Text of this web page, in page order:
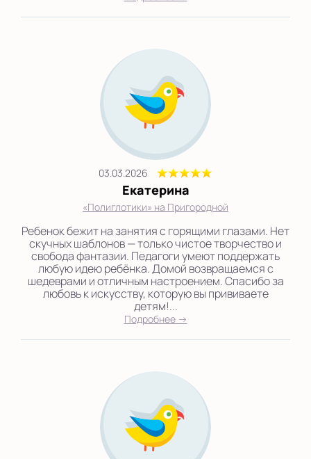
03.03.2026
Екатерина
«Полиглотики» на Пригородной
Ребенок бежит на занятия с горящими глазами. Нет
скучных шаблонов — только чистое творчество и
свобода фантазии. Педагоги умеют поддержать
любую идею ребёнка. Домой возвращаемся с
шедеврами и отличным настроением. Спасибо за
любовь к искусству, которую вы прививаете
детям!...
Подробнее →